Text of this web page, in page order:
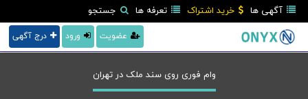
آگهی ها خرید اشتراک تعرفه ها جستجو
درج آگهی ورود عضویت
وام فوری روی سند ملک در تهران